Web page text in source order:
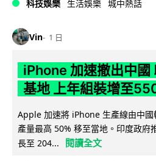
科技娛樂 生活娛樂 城中熱話
Vin 1 日
iPhone 加速撤出中國
基地 上年組裝增至
Apple 加速將 iPhone 生產線由中
產量最高 50% 移至當地。印度政府
長至 204...
閱讀全文